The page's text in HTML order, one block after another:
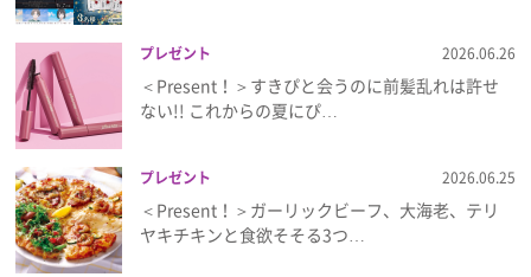
プレゼント 2026.06.26
＜Present！＞すきぴと会うのに前髪乱れは許せ
ない!! これからの夏にぴ…
プレゼント 2026.06.25
＜Present！＞ガーリックビーフ、大海老、テリ
ヤキチキンと食欲そそる3つ…